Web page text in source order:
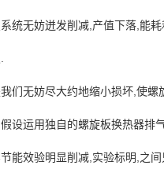
统无妨迸发削减,产值下落,能
们无妨尽大约地缩小损坏,使
设运用独自的螺旋板换热器
能效验明显削减,实验标明,